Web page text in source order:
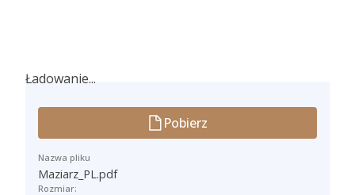
Ładowanie...
Ładowanie...
Pobierz
Nazwa pliku
Maziarz_PL.pdf
Rozmiar: